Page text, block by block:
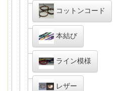
コットンコード
本結び
ライン模様
レザー